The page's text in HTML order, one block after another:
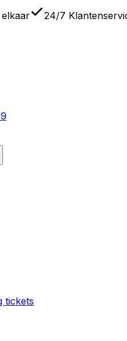
elkaar
24/7
tickets